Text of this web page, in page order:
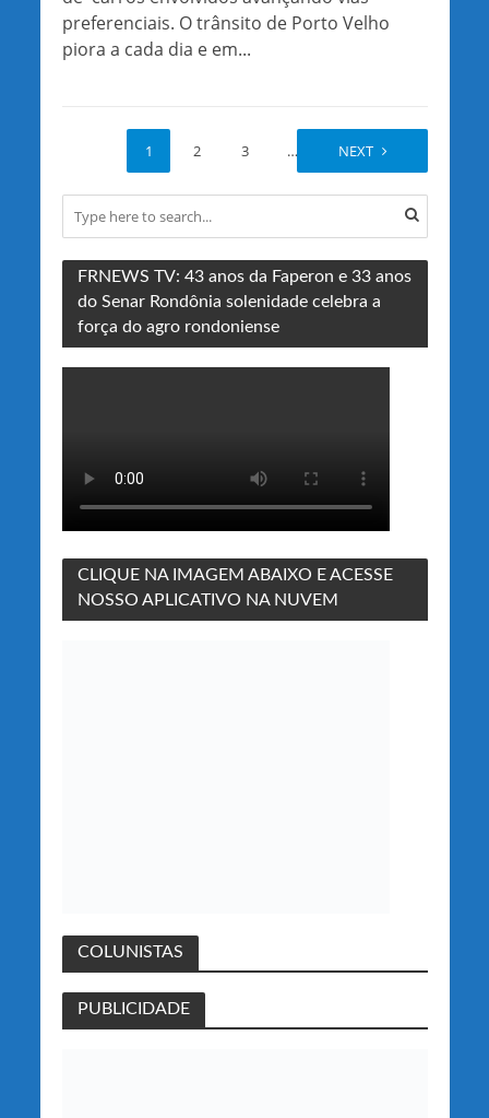
preferenciais. O trânsito de Porto Velho
piora a cada dia e em...
1 2 3 … 42
NEXT
FRNEWS TV: 43 anos da Faperon e 33 anos
do Senar Rondônia solenidade celebra a
força do agro rondoniense
CLIQUE NA IMAGEM ABAIXO E ACESSE
NOSSO APLICATIVO NA NUVEM
COLUNISTAS
PUBLICIDADE